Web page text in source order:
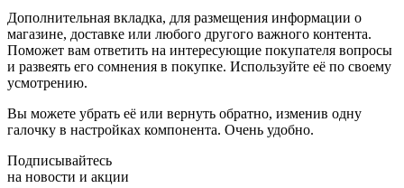
Дополнительная вкладка, для размещения информации о
магазине, доставке или любого другого важного контента.
Поможет вам ответить на интересующие покупателя вопросы
и развеять его сомнения в покупке. Используйте её по своему
усмотрению.
Вы можете убрать её или вернуть обратно, изменив одну
галочку в настройках компонента. Очень удобно.
Подписывайтесь
на новости и акции